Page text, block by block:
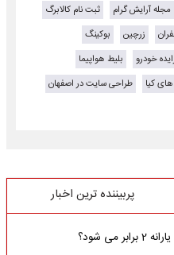
مجله آرایش گرام
ثبت نام کالابرگ
زرچین
بوکینگ
خودرو
بلیط هواپیما
کیا
طراحی سایت در اصفهان
پربیننده ترین اخبار
شود؟